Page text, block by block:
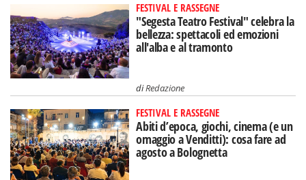
FESTIVAL E RASSEGNE
"Segesta Teatro Festival" celebra la
bellezza: spettacoli ed emozioni
all'alba e al tramonto
diRedazione
FESTIVAL E RASSEGNE
Abiti d’epoca, giochi, cinema (e un
omaggio a Venditti): cosa fare ad
agosto a Bolognetta